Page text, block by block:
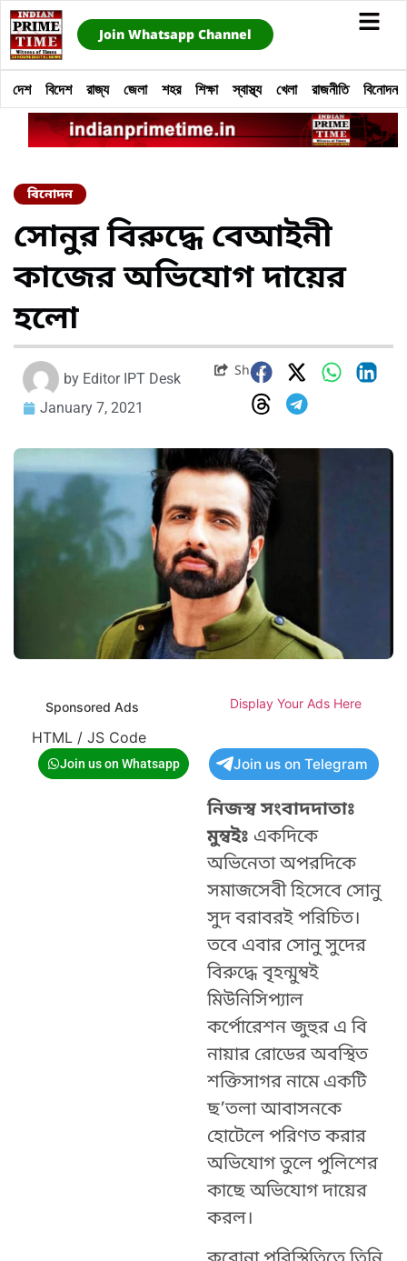
Join Whatsapp Channel
দেশ বিদেশ রাজ্য জেলা শহর শিক্ষা স্বাস্থ্য খেলা রাজনীতি বিনোদন
বিনোদন
সোনুর বিরুদ্ধে বেআইনী
কাজের অভিযোগ দায়ের
হলো
by Editor IPT Desk
January 7, 2021
Share
Sponsored Ads Display Your Ads Here
HTML / JS Code
Join us on Whatsapp Join us on Telegram
নিজস্ব সংবাদদাতাঃ
মুম্বইঃ একদিকে
অভিনেতা অপরদিকে
সমাজসেবী হিসেবে সোনু
সুদ বরাবরই পরিচিত।
তবে এবারসোনু সুদের
বিরুদ্ধে বৃহন্মুম্বই
মিউনিসিপ্যাল
কর্পোরেশন জুহুর এ বি
নায়ার রোডের অবস্থিত
শক্তিসাগর নামে একটি
ছ’তলা আবাসনকে
হোটেলে পরিণত করার
অভিযোগ তুলে পুলিশের
কাছে অভিযোগ দায়ের
করল।